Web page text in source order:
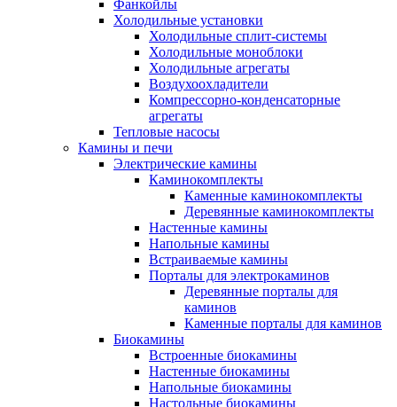
Фанкойлы
Холодильные установки
Холодильные сплит-системы
Холодильные моноблоки
Холодильные агрегаты
Воздухоохладители
Компрессорно-конденсаторные
агрегаты
Тепловые насосы
Камины и печи
Электрические камины
Каминокомплекты
Каменные каминокомплекты
Деревянные каминокомплекты
Настенные камины
Напольные камины
Встраиваемые камины
Порталы для электрокаминов
Деревянные порталы для
каминов
Каменные порталы для каминов
Биокамины
Встроенные биокамины
Настенные биокамины
Напольные биокамины
Настольные биокамины